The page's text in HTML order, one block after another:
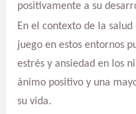
positivamente a su
En el contexto de la
juego en estos entornos
estrés y ansiedad en los
ánimo positivo y una
su vida.